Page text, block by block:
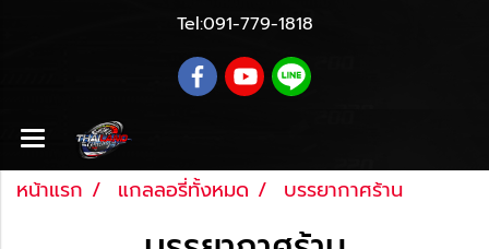
Tel:091-779-1818
หน้าแรก แกลลอรี่ทั้งหมด บรรยากาศร้าน